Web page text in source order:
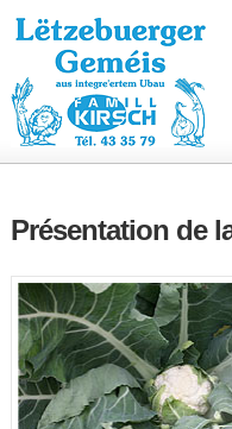
Présentation de